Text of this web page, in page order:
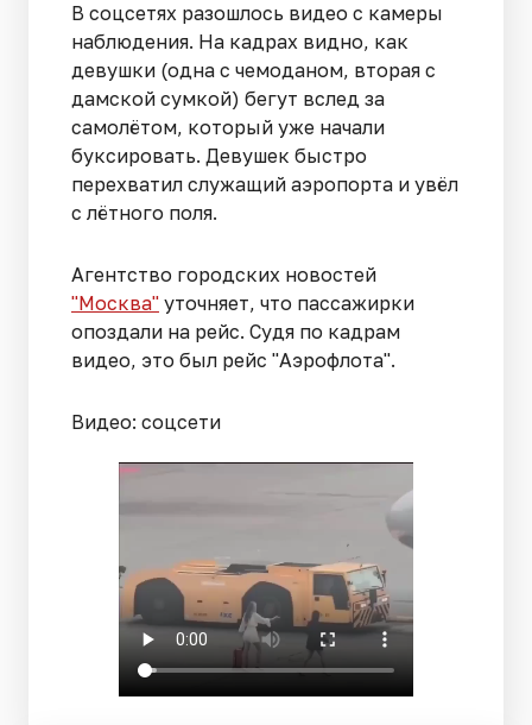
В соцсетях разошлось видео с камеры
наблюдения. На кадрах видно, как
девушки (одна с чемоданом, вторая с
дамской сумкой) бегут вслед за
самолётом, который уже начали
буксировать. Девушек быстро
перехватил служащий аэропорта и увёл
с лётного поля.
Агентство городских новостей
"Москва" уточняет, что пассажирки
опоздали на рейс. Судя по кадрам
видео, это был рейс "Аэрофлота".
Видео: соцсети